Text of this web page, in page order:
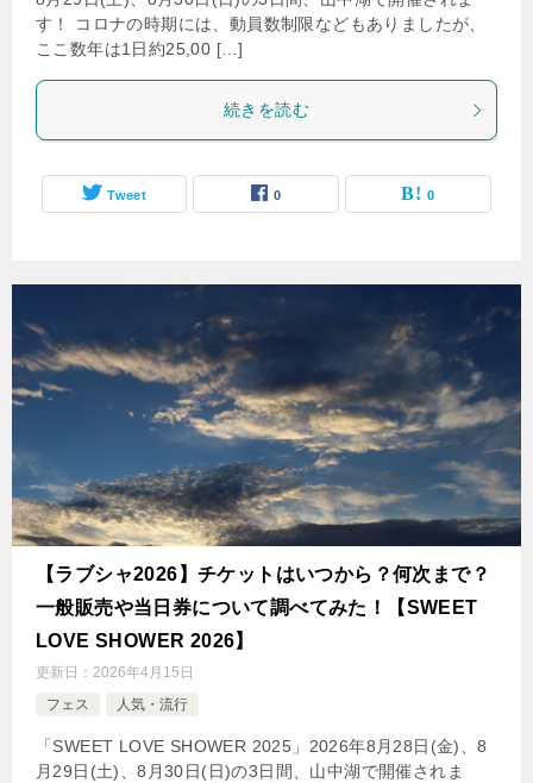
す！ コロナの時期には、動員数制限などもありましたが、
ここ数年は1日約25,00 […]
続きを読む
Tweet 0 0
【ラブシャ2026】チケットはいつから？何次まで？
一般販売や当日券について調べてみた！【SWEET
LOVE SHOWER 2026】
更新日： 2026年4月15日
フェス
人気・流行
「SWEET LOVE SHOWER 2025」2026年8月28日(金)、8
月29日(土)、8月30日(日)の3日間、山中湖で開催されま